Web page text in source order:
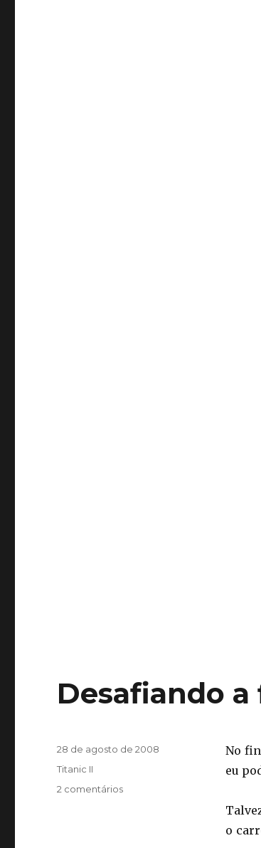
Desafiando a
No
eu
o
Publicado
em
28 de agosto de 2008
Categorias
Titanic II
2 comentáriosem